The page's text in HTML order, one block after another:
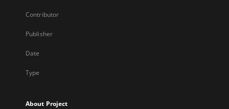
Contributor
Publisher
Date
Type
About Project